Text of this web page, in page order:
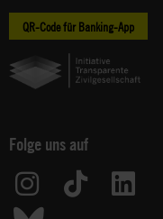
QR-Code für Banking-App
Folge uns auf